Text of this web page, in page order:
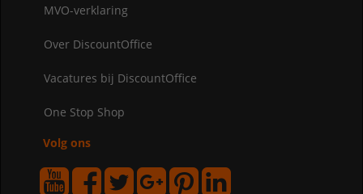
MVO-verklaring
Over DiscountOffice
Vacatures bij DiscountOffice
One Stop Shop
Volg ons